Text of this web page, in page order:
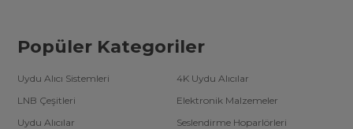
Popüler Kategoriler
Uydu Alıcı Sistemleri
4K Uydu Alıcılar
LNB Çeşitleri
Elektronik Malzemeler
Uydu Alıcılar
Seslendirme Hoparlörleri